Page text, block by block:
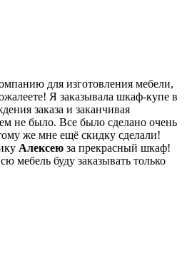
для изготовления мебели,
Я заказывала шкаф-купе в
заказа и заканчивая
не было. Все было сделано очень
же мне ещё скидку сделали!
Алексею за прекрасный шкаф!
мебель буду заказывать только